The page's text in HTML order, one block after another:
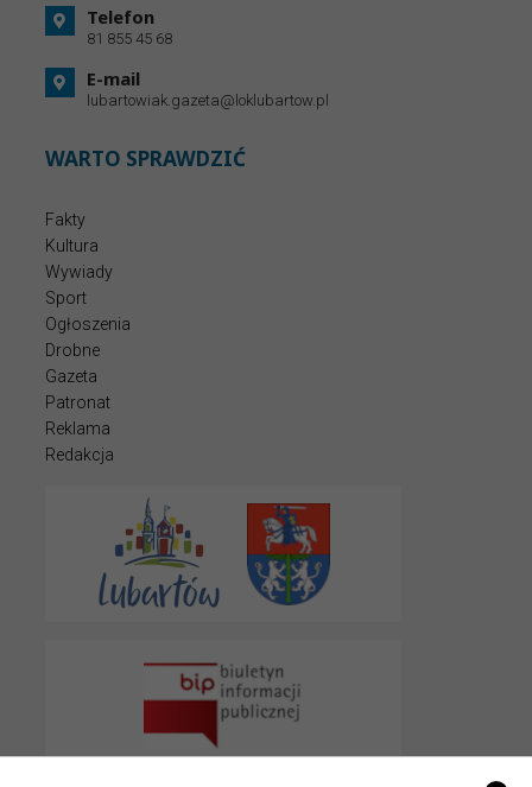
Telefon
81 855 45 68
E-mail
lubartowiak.gazeta@loklubartow.pl
WARTO SPRAWDZIĆ
Fakty
Kultura
Wywiady
Sport
Ogłoszenia
Drobne
Gazeta
Patronat
Reklama
Redakcja